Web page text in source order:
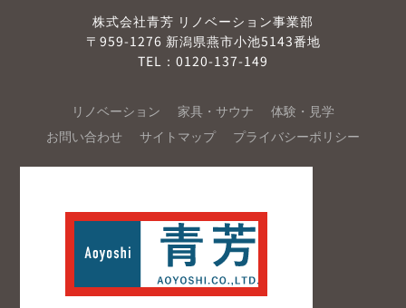
株式会社青芳 リノベーション事業部
〒959-1276 新潟県燕市小池5143番地
TEL：0120-137-149
リノベーション 家具・サウナ
体験・見学
お問い合わせ
サイトマップ プライバシーポリシー